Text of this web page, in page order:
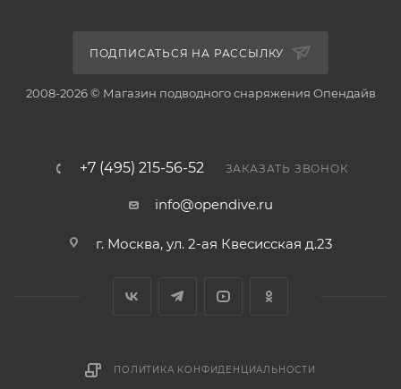
ПОДПИСАТЬСЯ НА РАССЫЛКУ
2008-2026 © Магазин подводного снаряжения Опендайв
+7 (495) 215-56-52 ЗАКАЗАТЬ ЗВОНОК
info@opendive.ru
г. Москва, ул. 2-ая Квесисская д.23
ПОЛИТИКА КОНФИДЕНЦИАЛЬНОСТИ